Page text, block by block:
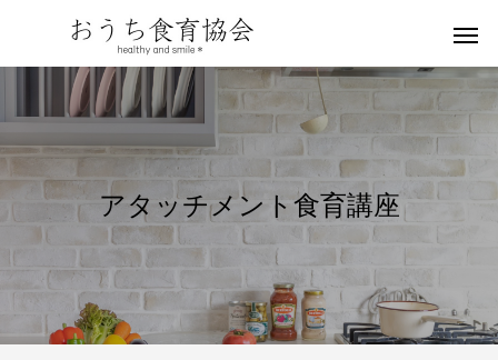
アタッチメント食育講座